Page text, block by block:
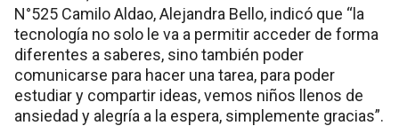
N°525 Camilo Aldao, Alejandra Bello, indicó que “la
tecnología no solo le va a permitir acceder de forma
diferentes a saberes, sino también poder
comunicarse para hacer una tarea, para poder
estudiar y compartir ideas, vemos niños llenos de
ansiedad y alegría a la espera, simplemente gracias”.